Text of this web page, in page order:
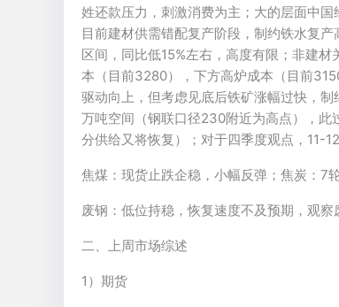
姓还款压力，刺激消费为主；大的层面中
目前建材供需错配复产阶段，制约铁水复
区间，同比低15%左右，高度有限；非建
本（目前3280），下方高炉成本（目前
驱动向上，但考虑见底后铁矿涨幅过快，
万吨空间（钢联口径230附近为高点），此
分供给又将恢复）；对于四季度观点，11-
焦煤：现货止跌企稳，小幅反弹；焦炭：7
废钢：低位持稳，恢复速度不及预期，观
二、上周市场综述
1）期货